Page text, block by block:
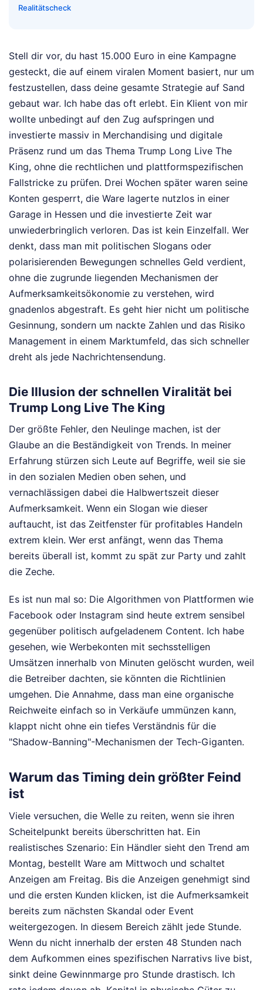
Realitätscheck
Stell dir vor, du hast 15.000 Euro in eine Kampagne
gesteckt, die auf einem viralen Moment basiert, nur um
festzustellen, dass deine gesamte Strategie auf Sand
gebaut war. Ich habe das oft erlebt. Ein Klient von mir
wollte unbedingt auf den Zug aufspringen und
investierte massiv in Merchandising und digitale
Präsenz rund um das Thema Trump Long Live The
King, ohne die rechtlichen und plattformspezifischen
Fallstricke zu prüfen. Drei Wochen später waren seine
Konten gesperrt, die Ware lagerte nutzlos in einer
Garage in Hessen und die investierte Zeit war
unwiederbringlich verloren. Das ist kein Einzelfall. Wer
denkt, dass man mit politischen Slogans oder
polarisierenden Bewegungen schnelles Geld verdient,
ohne die zugrunde liegenden Mechanismen der
Aufmerksamkeitsökonomie zu verstehen, wird
gnadenlos abgestraft. Es geht hier nicht um politische
Gesinnung, sondern um nackte Zahlen und das Risiko
Management in einem Marktumfeld, das sich schneller
dreht als jede Nachrichtensendung.
Die Illusion der schnellen Viralität bei
Trump Long Live The King
Der größte Fehler, den Neulinge machen, ist der
Glaube an die Beständigkeit von Trends. In meiner
Erfahrung stürzen sich Leute auf Begriffe, weil sie sie
in den sozialen Medien oben sehen, und
vernachlässigen dabei die Halbwertszeit dieser
Aufmerksamkeit. Wenn ein Slogan wie dieser
auftaucht, ist das Zeitfenster für profitables Handeln
extrem klein. Wer erst anfängt, wenn das Thema
bereits überall ist, kommt zu spät zur Party und zahlt
die Zeche.
Es ist nun mal so: Die Algorithmen von Plattformen wie
Facebook oder Instagram sind heute extrem sensibel
gegenüber politisch aufgeladenem Content. Ich habe
gesehen, wie Werbekonten mit sechsstelligen
Umsätzen innerhalb von Minuten gelöscht wurden, weil
die Betreiber dachten, sie könnten die Richtlinien
umgehen. Die Annahme, dass man eine organische
Reichweite einfach so in Verkäufe ummünzen kann,
klappt nicht ohne ein tiefes Verständnis für die
"Shadow-Banning"-Mechanismen der Tech-Giganten.
Warum das Timing dein größter Feind
ist
Viele versuchen, die Welle zu reiten, wenn sie ihren
Scheitelpunkt bereits überschritten hat. Ein
realistisches Szenario: Ein Händler sieht den Trend am
Montag, bestellt Ware am Mittwoch und schaltet
Anzeigen am Freitag. Bis die Anzeigen genehmigt sind
und die ersten Kunden klicken, ist die Aufmerksamkeit
bereits zum nächsten Skandal oder Event
weitergezogen. In diesem Bereich zählt jede Stunde.
Wenn du nicht innerhalb der ersten 48 Stunden nach
dem Aufkommen eines spezifischen Narrativs live bist,
sinkt deine Gewinnmarge pro Stunde drastisch. Ich